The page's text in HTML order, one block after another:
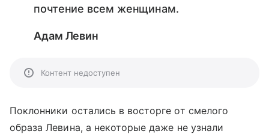
почтение всем женщинам.
Адам Левин
Контент недоступен
Поклонники остались в восторге от смелого
образа Левина, а некоторые даже не узнали